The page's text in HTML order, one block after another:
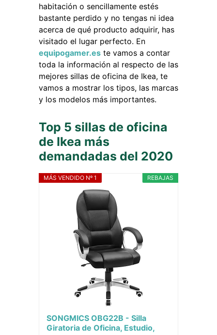
habitación o sencillamente estés
bastante perdido y no tengas ni idea
acerca de qué producto adquirir, has
visitado el lugar perfecto. En
equipogamer.es te vamos a contar
toda la información al respecto de las
mejores sillas de oficina de Ikea, te
vamos a mostrar los tipos, las marcas
y los modelos más importantes.
Top 5 sillas de oficina
de Ikea más
demandadas del 2020
REBAJAS
MÁS VENDIDO Nº 1
SONGMICS OBG22B - Silla
Giratoria de Oficina, Estudio,